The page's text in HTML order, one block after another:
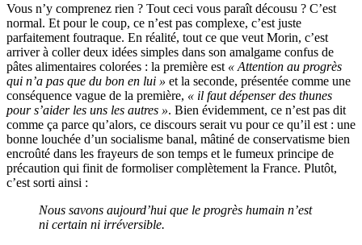
Vous n’y comprenez rien ? Tout ceci vous paraît décousu ? C’est
normal. Et pour le coup, ce n’est pas complexe, c’est juste
parfaitement foutraque. En réalité, tout ce que veut Morin, c’est
arriver à coller deux idées simples dans son amalgame confus de
pâtes alimentaires colorées : la première est « Attention au progrès
qui n’a pas que du bon en lui » et la seconde, présentée comme une
conséquence vague de la première, « il faut dépenser des thunes
pour s’aider les uns les autres ». Bien évidemment, ce n’est pas dit
comme ça parce qu’alors, ce discours serait vu pour ce qu’il est : une
bonne louchée d’un socialisme banal, mâtiné de conservatisme bien
encroûté dans les frayeurs de son temps et le fumeux principe de
précaution qui finit de formoliser complètement la France. Plutôt,
c’est sorti ainsi :
Nous savons aujourd’hui que le progrès humain n’est
ni certain ni irréversible.